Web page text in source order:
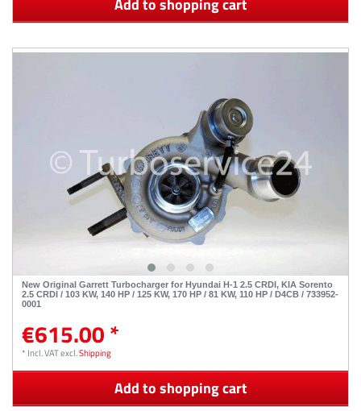
Add to shopping cart
New Original Garrett Turbocharger for Hyundai H-1 2.5 CRDI, KIA Sorento
2.5 CRDI / 103 KW, 140 HP / 125 KW, 170 HP / 81 KW, 110 HP / D4CB / 733952-
0001
€615.00 *
* Incl. VATexcl.Shipping
Add to shopping cart